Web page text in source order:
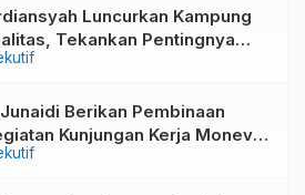
Luncurkan Kampung
Tekankan Pentingnya
Mewujudkan Generasi
Berikan Pembinaan
Kunjungan Kerja Monev
KKB dan PPKD di Muara